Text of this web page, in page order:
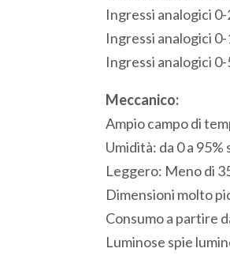
Ingressi analogici
Ingressi analogici
Ingressi analogici
Meccanico:
Ampio campo di
Umidità: da 0 a
Leggero: Meno di
Dimensioni molto
Consumo a partire
Luminose spie